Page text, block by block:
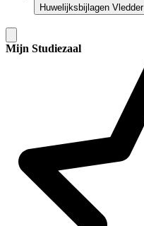
Huwelijksbijlagen Vledder
Mijn Studiezaal